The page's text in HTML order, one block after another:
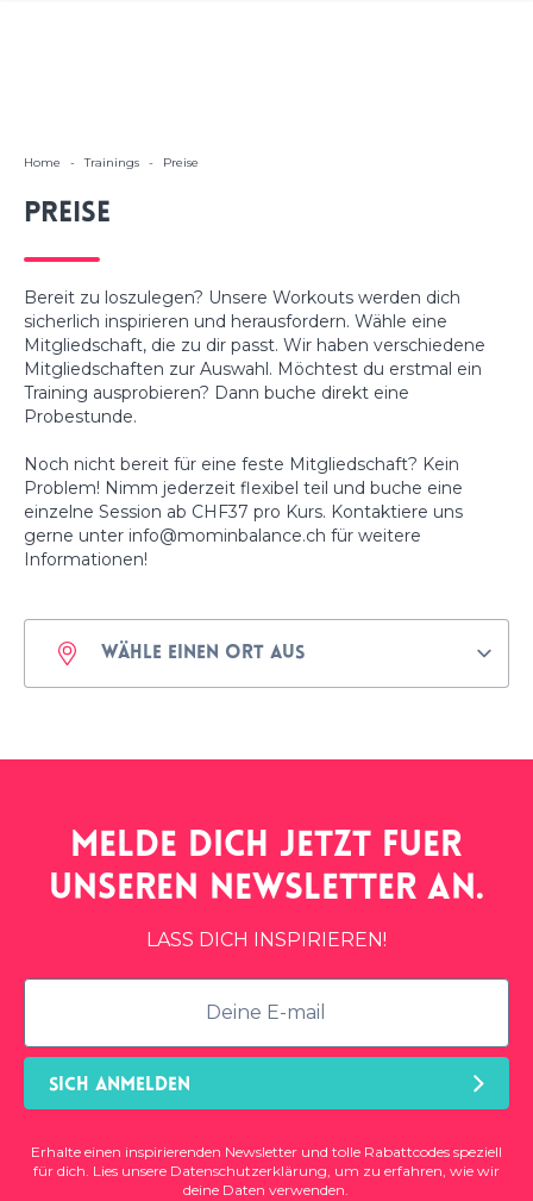
Home - Trainings - Preise
Preise
Bereit zu loszulegen? Unsere Workouts werden dich
sicherlich inspirieren und herausfordern. Wähle eine
Mitgliedschaft, die zu dir passt. Wir haben verschiedene
Mitgliedschaften zur Auswahl. Möchtest du erstmal ein
Training ausprobieren? Dann buche direkt eine
Probestunde.
Noch nicht bereit für eine feste Mitgliedschaft? Kein
Problem! Nimm jederzeit flexibel teil und buche eine
einzelne Session ab CHF37 pro Kurs. Kontaktiere uns
gerne unter info@mominbalance.ch für weitere
Informationen!
Melde dich jetzt fuer
unseren newsletteran.
LASS DICH INSPIRIEREN!
SICH ANMELDEN
Erhalte einen inspirierenden Newsletter und tolle Rabattcodes speziell
für dich. Lies unsere Datenschutzerklärung, um zu erfahren, wie wir
deine Daten verwenden.